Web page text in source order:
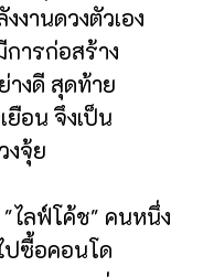
งานดวงตัวเอง
ารก่อสร้าง
างดี สุดท้าย
อน จึงเป็น
งจุ้ย
"ไลฟ์โค้ช" คนหนึ่ง
ปซื้อคอนโด